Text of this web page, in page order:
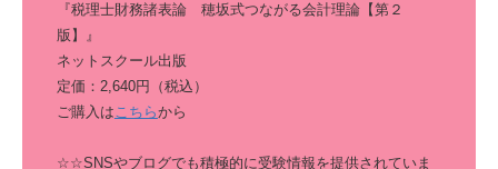
『税理士財務諸表論 穂坂式つながる会計理論【第２
版】』
ネットスクール出版
定価：2,640円（税込）
ご購入はこちらから
☆☆SNSやブログでも積極的に受験情報を提供されていま